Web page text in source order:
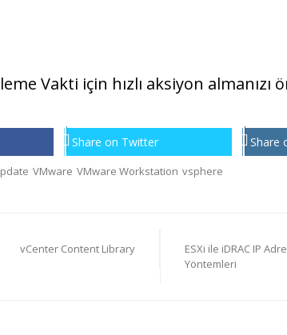
Vakti için hızlı aksiyon almanızı
Share on Twitter Share
VMware VMware Workstation vsphere
vCenter Content Library
ESXi ile iDRAC IP
Yöntemleri